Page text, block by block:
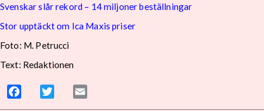
Svenskar slår rekord – 14 miljoner beställningar
Stor upptäckt om Ica Maxis priser
Foto: M. Petrucci
Text: Redaktionen
Facebook Twitter